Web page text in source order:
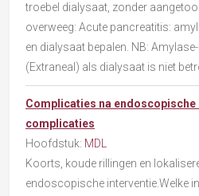
troebel dialysaat, zonder
overweeg: Acute pancreatitis:
en dialysaat bepalen. NB:
(Extraneal) als dialysaat is niet
Complicaties na
complicaties
Hoofdstuk: MDL
Koorts, koude rillingen en
endoscopische interventie.Welke